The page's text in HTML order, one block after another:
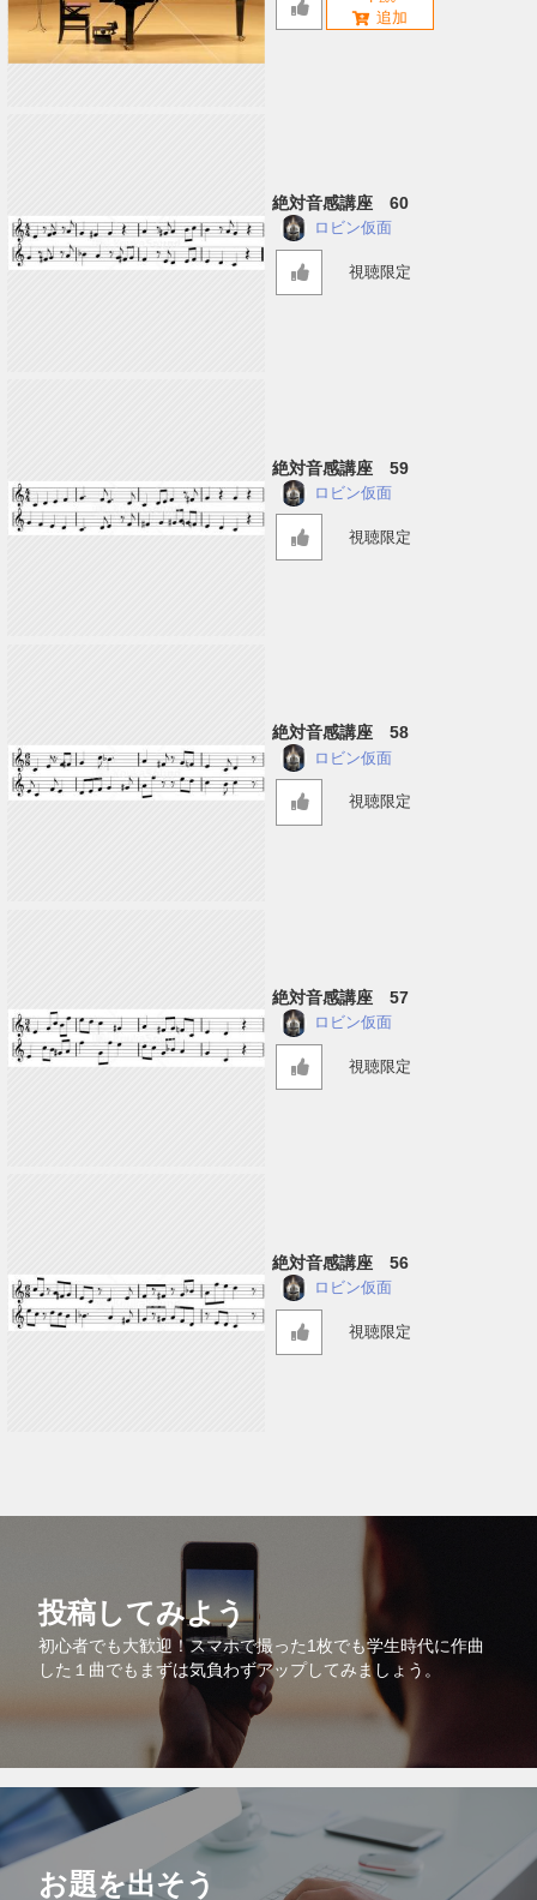
絶対音感講座 60
ロビン仮面
視聴限定
絶対音感講座 59
ロビン仮面
視聴限定
絶対音感講座 58
ロビン仮面
視聴限定
絶対音感講座 57
ロビン仮面
視聴限定
絶対音感講座 56
ロビン仮面
視聴限定
投稿してみよう
初心者でも大歓迎！スマホで撮った1枚でも学生時代に作曲
した１曲でもまずは気負わずアップしてみましょう。
お題を出そう